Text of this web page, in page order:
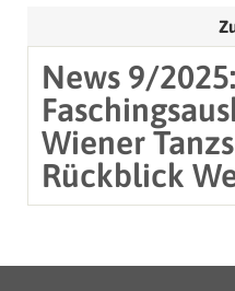
News 9/
Wiener
Rückblick